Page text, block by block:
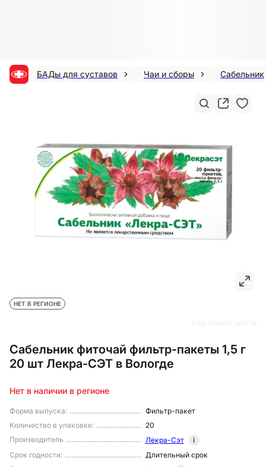
БАДы для суставов Чаи и сборы Сабельник
Сабельник фиточай фильтр-пакеты 1,5 г
20 шт Лекра-СЭТ в Вологде
НЕТ В РЕГИОНЕ
Форма выпуска:
Фильтр-пакет
Количество в упаковке:
20
Производитель
Лекра-Сэт
i
Срок годности:
Длительный срок
Нет в наличии в регионе